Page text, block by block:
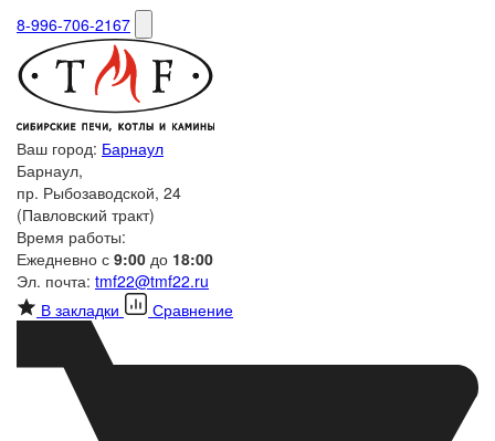
8-996-706-2167
Ваш город: Барнаул
Барнаул,
пр. Рыбозаводской, 24
(Павловский тракт)
Время работы:
Ежедневно с 9:00 до 18:00
Эл. почта: tmf22@tmf22.ru
В закладки
Сравнение